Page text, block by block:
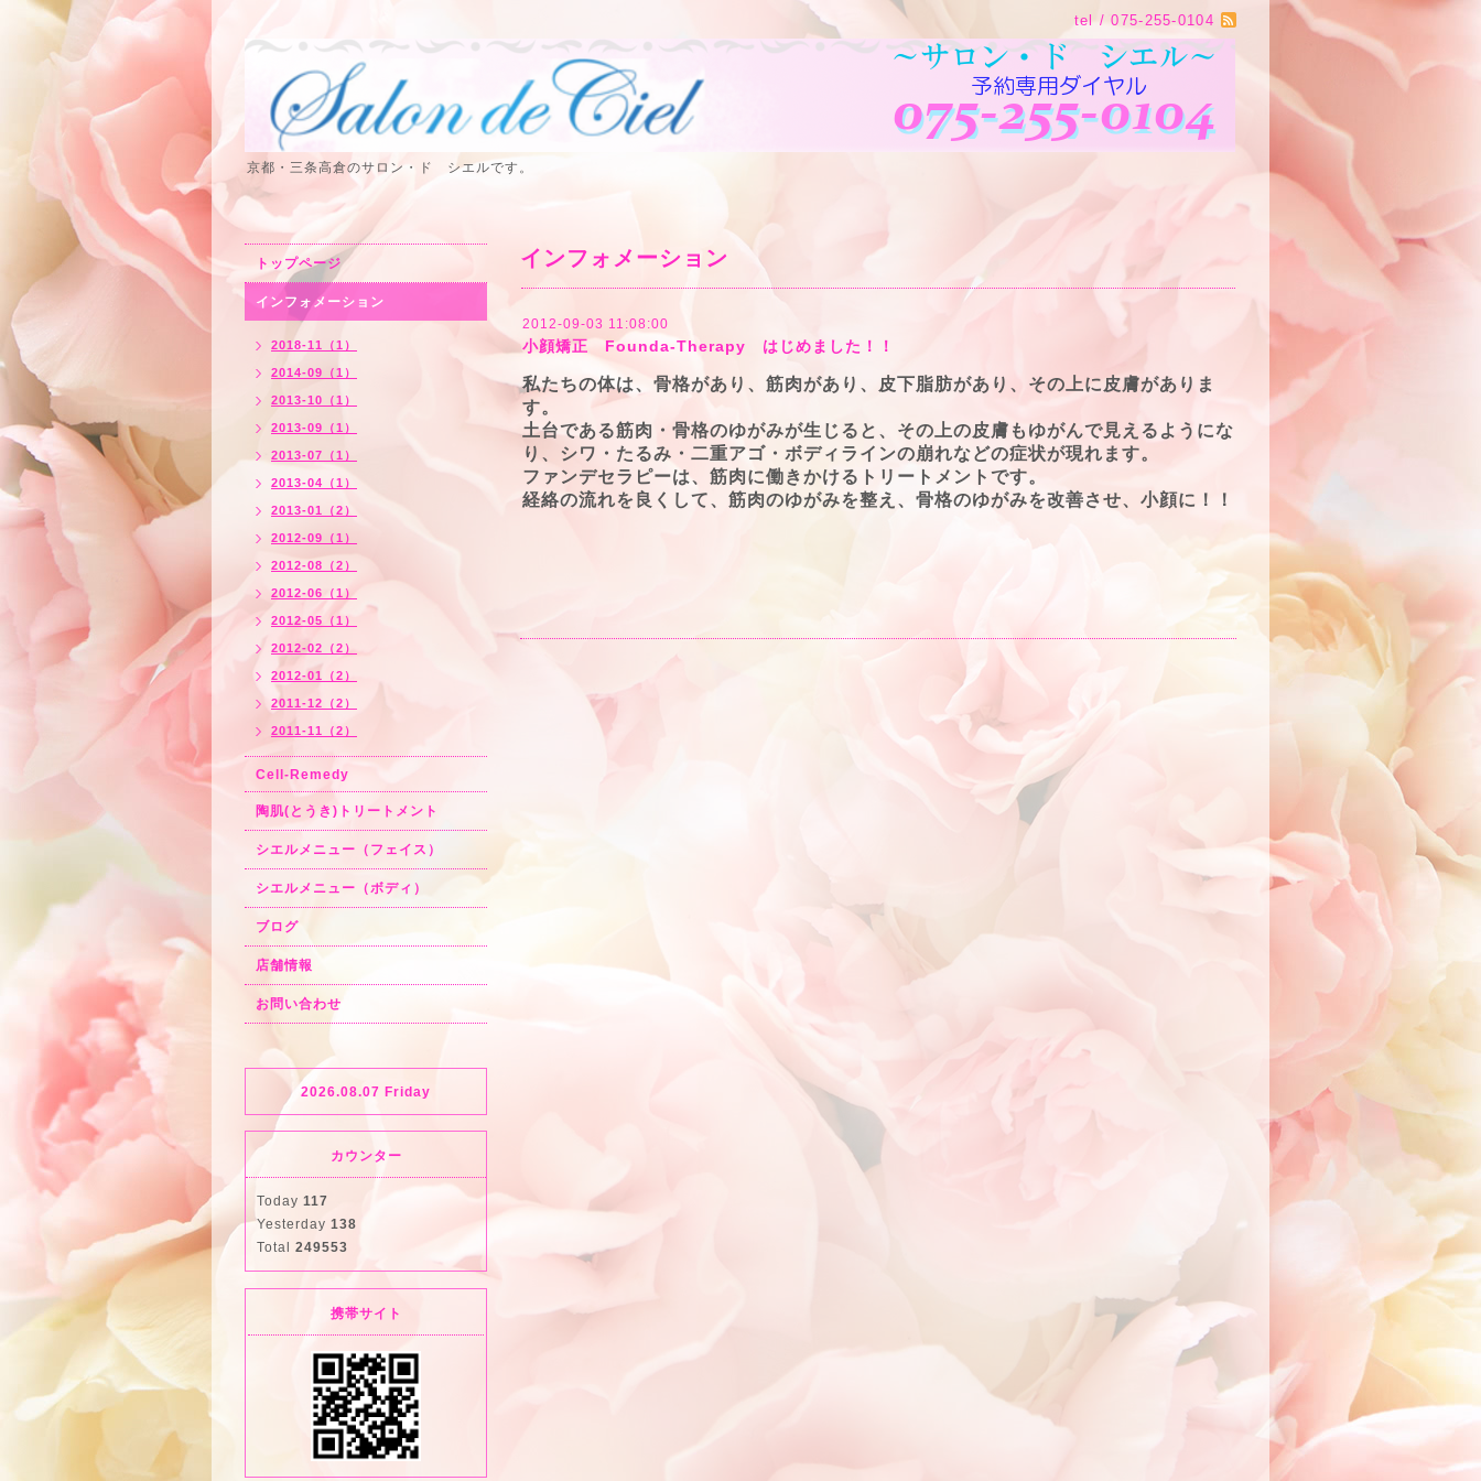
tel / 075-255-0104
京都・三条高倉のサロン・ド シエルです。
インフォメーション
2012-09-03 11:08:00
小顔矯正 Founda-Therapy はじめました！！
私たちの体は、骨格があり、筋肉があり、皮下脂肪があり、その上に皮膚がありま
す。
土台である筋肉・骨格のゆがみが生じると、その上の皮膚もゆがんで見えるようにな
り、シワ・たるみ・二重アゴ・ボディラインの崩れなどの症状が現れます。
ファンデセラピーは、筋肉に働きかけるトリートメントです。
経絡の流れを良くして、筋肉のゆがみを整え、骨格のゆがみを改善させ、小顔に！！
トップページ
インフォメーション
2018-11（1）
2014-09（1）
2013-10（1）
2013-09（1）
2013-07（1）
2013-04（1）
2013-01（2）
2012-09（1）
2012-08（2）
2012-06（1）
2012-05（1）
2012-02（2）
2012-01（2）
2011-12（2）
2011-11（2）
Cell-Remedy
陶肌(とうき)トリートメント
シエルメニュー（フェイス）
シエルメニュー（ボディ）
ブログ
店舗情報
お問い合わせ
2026.08.07 Friday
カウンター
Today 117
Yesterday 138
Total 249553
携帯サイト